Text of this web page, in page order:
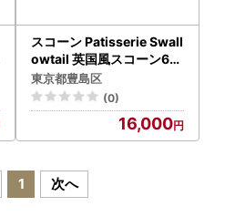
スコーン Patisserie Swall
owtail 英国風スコーン6個
アソート＆紅茶セット お
菓子 洋菓子 セット 英国風
紅茶 プレーン アールグレ
イ 発酵バター 生クリーム
豊島区 東京都
東京都豊島区
(0)
16,000
1 次へ